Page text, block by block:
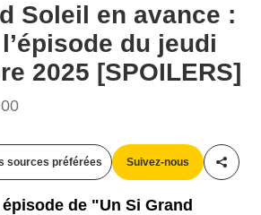
Soleil en avance :
du jeudi
2025 [SPOILERS]
sources préférées Suivez-nous
de "Un Si Grand